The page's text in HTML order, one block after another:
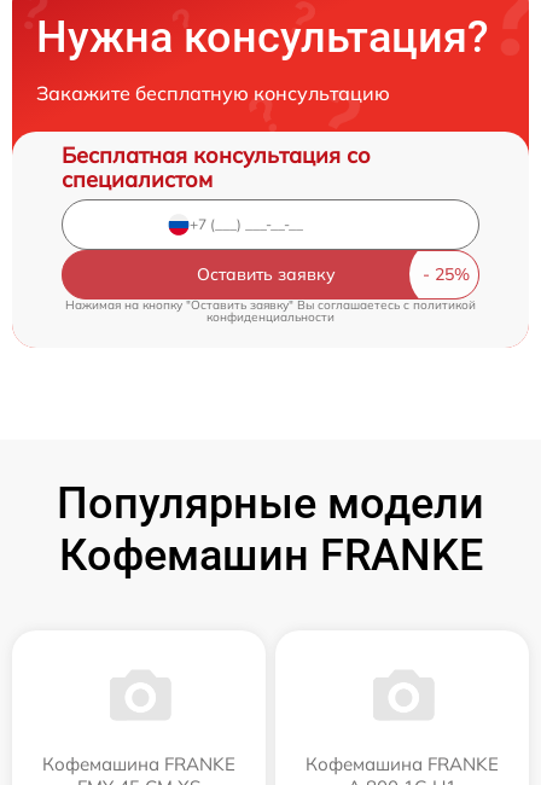
Нужна консультация?
Закажите бесплатную консультацию
Бесплатная консультация со
специалистом
Оставить заявку
Нажимая на кнопку "Оставить заявку" Вы соглашаетесь cполитикой
конфиденциальности
Популярные модели
Кофемашин FRANKE
Кофемашина FRANKE
Кофемашина FRANKE